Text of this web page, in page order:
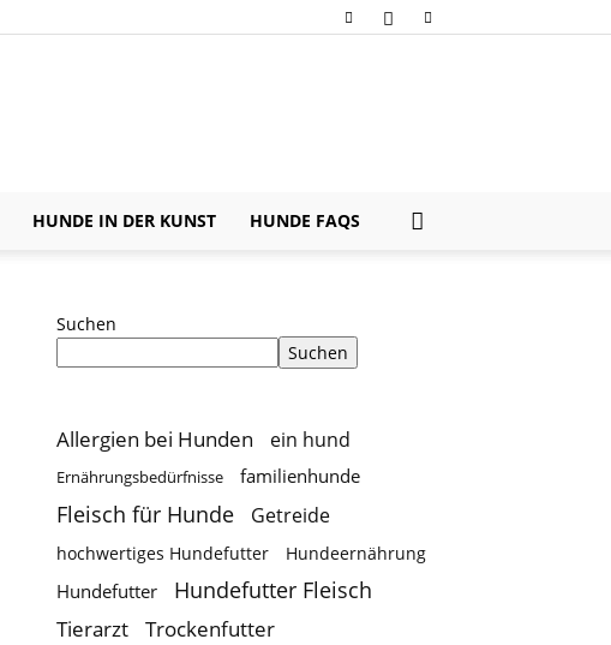
HUNDE IN DER KUNST HUNDE FAQS
Suchen
Suchen
Allergien bei Hunden ein hund
Ernährungsbedürfnisse familienhunde
Fleisch für Hunde Getreide
hochwertiges Hundefutter Hundeernährung
Hundefutter Hundefutter Fleisch
Tierarzt Trockenfutter